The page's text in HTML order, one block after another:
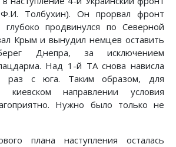
Толбухин). Он прорвал фронт
продвинулся по Северной
Крым и вынудил немцев оставить
Днепра, за исключением
Над 1-й ТА снова нависла
раз с юга. Таким образом, для
киевском направлении условия
Нужно было только не
плана наступления осталась